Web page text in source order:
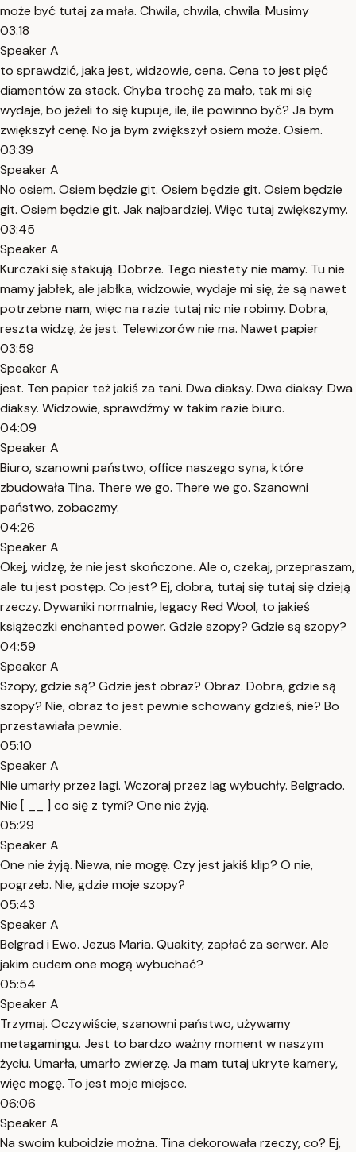
może być tutaj za mała. Chwila, chwila, chwila. Musimy
03:18
Speaker A
to sprawdzić, jaka jest, widzowie, cena. Cena to jest pięć
diamentów za stack. Chyba trochę za mało, tak mi się
wydaje, bo jeżeli to się kupuje, ile, ile powinno być? Ja bym
zwiększył cenę. No ja bym zwiększył osiem może. Osiem.
03:39
Speaker A
No osiem. Osiem będzie git. Osiem będzie git. Osiem będzie
git. Osiem będzie git. Jak najbardziej. Więc tutaj zwiększymy.
03:45
Speaker A
Kurczaki się stakują. Dobrze. Tego niestety nie mamy. Tu nie
mamy jabłek, ale jabłka, widzowie, wydaje mi się, że są nawet
potrzebne nam, więc na razie tutaj nic nie robimy. Dobra,
reszta widzę, że jest. Telewizorów nie ma. Nawet papier
03:59
Speaker A
jest. Ten papier też jakiś za tani. Dwa diaksy. Dwa diaksy. Dwa
diaksy. Widzowie, sprawdźmy w takim razie biuro.
04:09
Speaker A
Biuro, szanowni państwo, office naszego syna, które
zbudowała Tina. There we go. There we go. Szanowni
państwo, zobaczmy.
04:26
Speaker A
Okej, widzę, że nie jest skończone. Ale o, czekaj, przepraszam,
ale tu jest postęp. Co jest? Ej, dobra, tutaj się tutaj się dzieją
rzeczy. Dywaniki normalnie, legacy Red Wool, to jakieś
książeczki enchanted power. Gdzie szopy? Gdzie są szopy?
04:59
Speaker A
Szopy, gdzie są? Gdzie jest obraz? Obraz. Dobra, gdzie są
szopy? Nie, obraz to jest pewnie schowany gdzieś, nie? Bo
przestawiała pewnie.
05:10
Speaker A
Nie umarły przez lagi. Wczoraj przez lag wybuchły. Belgrado.
Nie [ __ ] co się z tymi? One nie żyją.
05:29
Speaker A
One nie żyją. Niewa, nie mogę. Czy jest jakiś klip? O nie,
pogrzeb. Nie, gdzie moje szopy?
05:43
Speaker A
Belgrad i Ewo. Jezus Maria. Quakity, zapłać za serwer. Ale
jakim cudem one mogą wybuchać?
05:54
Speaker A
Trzymaj. Oczywiście, szanowni państwo, używamy
metagamingu. Jest to bardzo ważny moment w naszym
życiu. Umarła, umarło zwierzę. Ja mam tutaj ukryte kamery,
więc mogę. To jest moje miejsce.
06:06
Speaker A
Na swoim kuboidzie można. Tina dekorowała rzeczy, co? Ej,